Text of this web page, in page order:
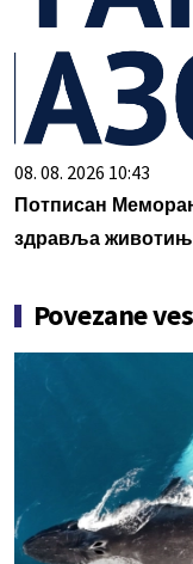
08. 08. 2026 10:43
Потписан
здравља
Povezane